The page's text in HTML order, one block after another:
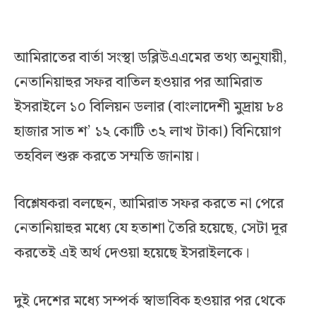
আমিরাতের বার্তা সংস্থা ডব্লিউএএমের তথ্য অনুযায়ী,
নেতানিয়াহুর সফর বাতিল হওয়ার পর আমিরাত
ইসরাইলে ১০ বিলিয়ন ডলার (বাংলাদেশী মুদ্রায় ৮৪
হাজার সাত শ’ ১২ কোটি ৩২ লাখ টাকা) বিনিয়োগ
তহবিল শুরু করতে সম্মতি জানায়।
বিশ্লেষকরা বলছেন, আমিরাত সফর করতে না পেরে
নেতানিয়াহুর মধ্যে যে হতাশা তৈরি হয়েছে, সেটা দূর
করতেই এই অর্থ দেওয়া হয়েছে ইসরাইলকে।
দুই দেশের মধ্যে সম্পর্ক স্বাভাবিক হওয়ার পর থেকে